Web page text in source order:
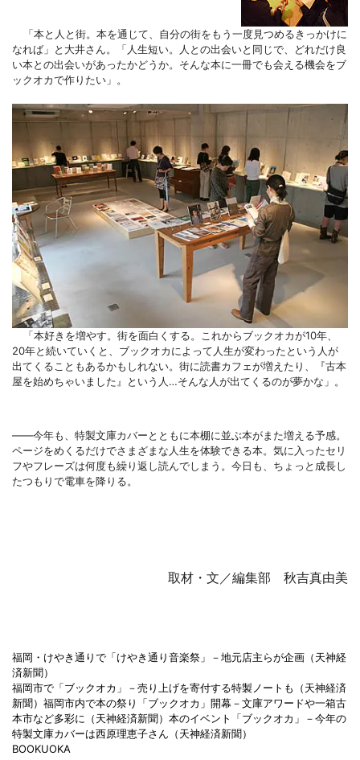
「本と人と街。本を通じて、自分の街をもう一度見つめるきっかけに
なれば」と大井さん。「人生短い。人との出会いと同じで、どれだけ良
い本との出会いがあったかどうか。そんな本に一冊でも会える機会をブ
ックオカで作りたい」。
「本好きを増やす。街を面白くする。これからブックオカが10年、
20年と続いていくと、ブックオカによって人生が変わったという人が
出てくることもあるかもしれない。街に読書カフェが増えたり、『古本
屋を始めちゃいました』という人…そんな人が出てくるのが夢かな」。
――今年も、特製文庫カバーとともに本棚に並ぶ本がまた増える予感。
ページをめくるだけでさまざまな人生を体験できる本。気に入ったセリ
フやフレーズは何度も繰り返し読んでしまう。今日も、ちょっと成長し
たつもりで電車を降りる。
取材・文／編集部 秋吉真由美
福岡・けやき通りで「けやき通り音楽祭」－地元店主らが企画（天神経
済新聞）
福岡市で「ブックオカ」－売り上げを寄付する特製ノートも（天神経済
新聞） 福岡市内で本の祭り「ブックオカ」開幕－文庫アワードや一箱古
本市など多彩に（天神経済新聞） 本のイベント「ブックオカ」－今年の
特製文庫カバーは西原理恵子さん（天神経済新聞）
BOOKUOKA